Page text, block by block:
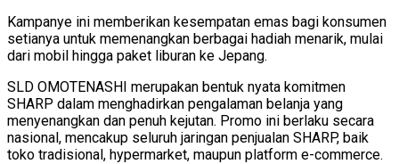
Kampanye ini memberikan kesempatan emas bagi konsumen
setianya untuk memenangkan berbagai hadiah menarik, mulai
dari mobil hingga paket liburan ke Jepang.
SLD OMOTENASHI merupakan bentuk nyata komitmen
SHARP dalam menghadirkan pengalaman belanja yang
menyenangkan dan penuh kejutan. Promo ini berlaku secara
nasional, mencakup seluruh jaringan penjualan SHARP, baik
toko tradisional, hypermarket, maupun platform e-commerce.